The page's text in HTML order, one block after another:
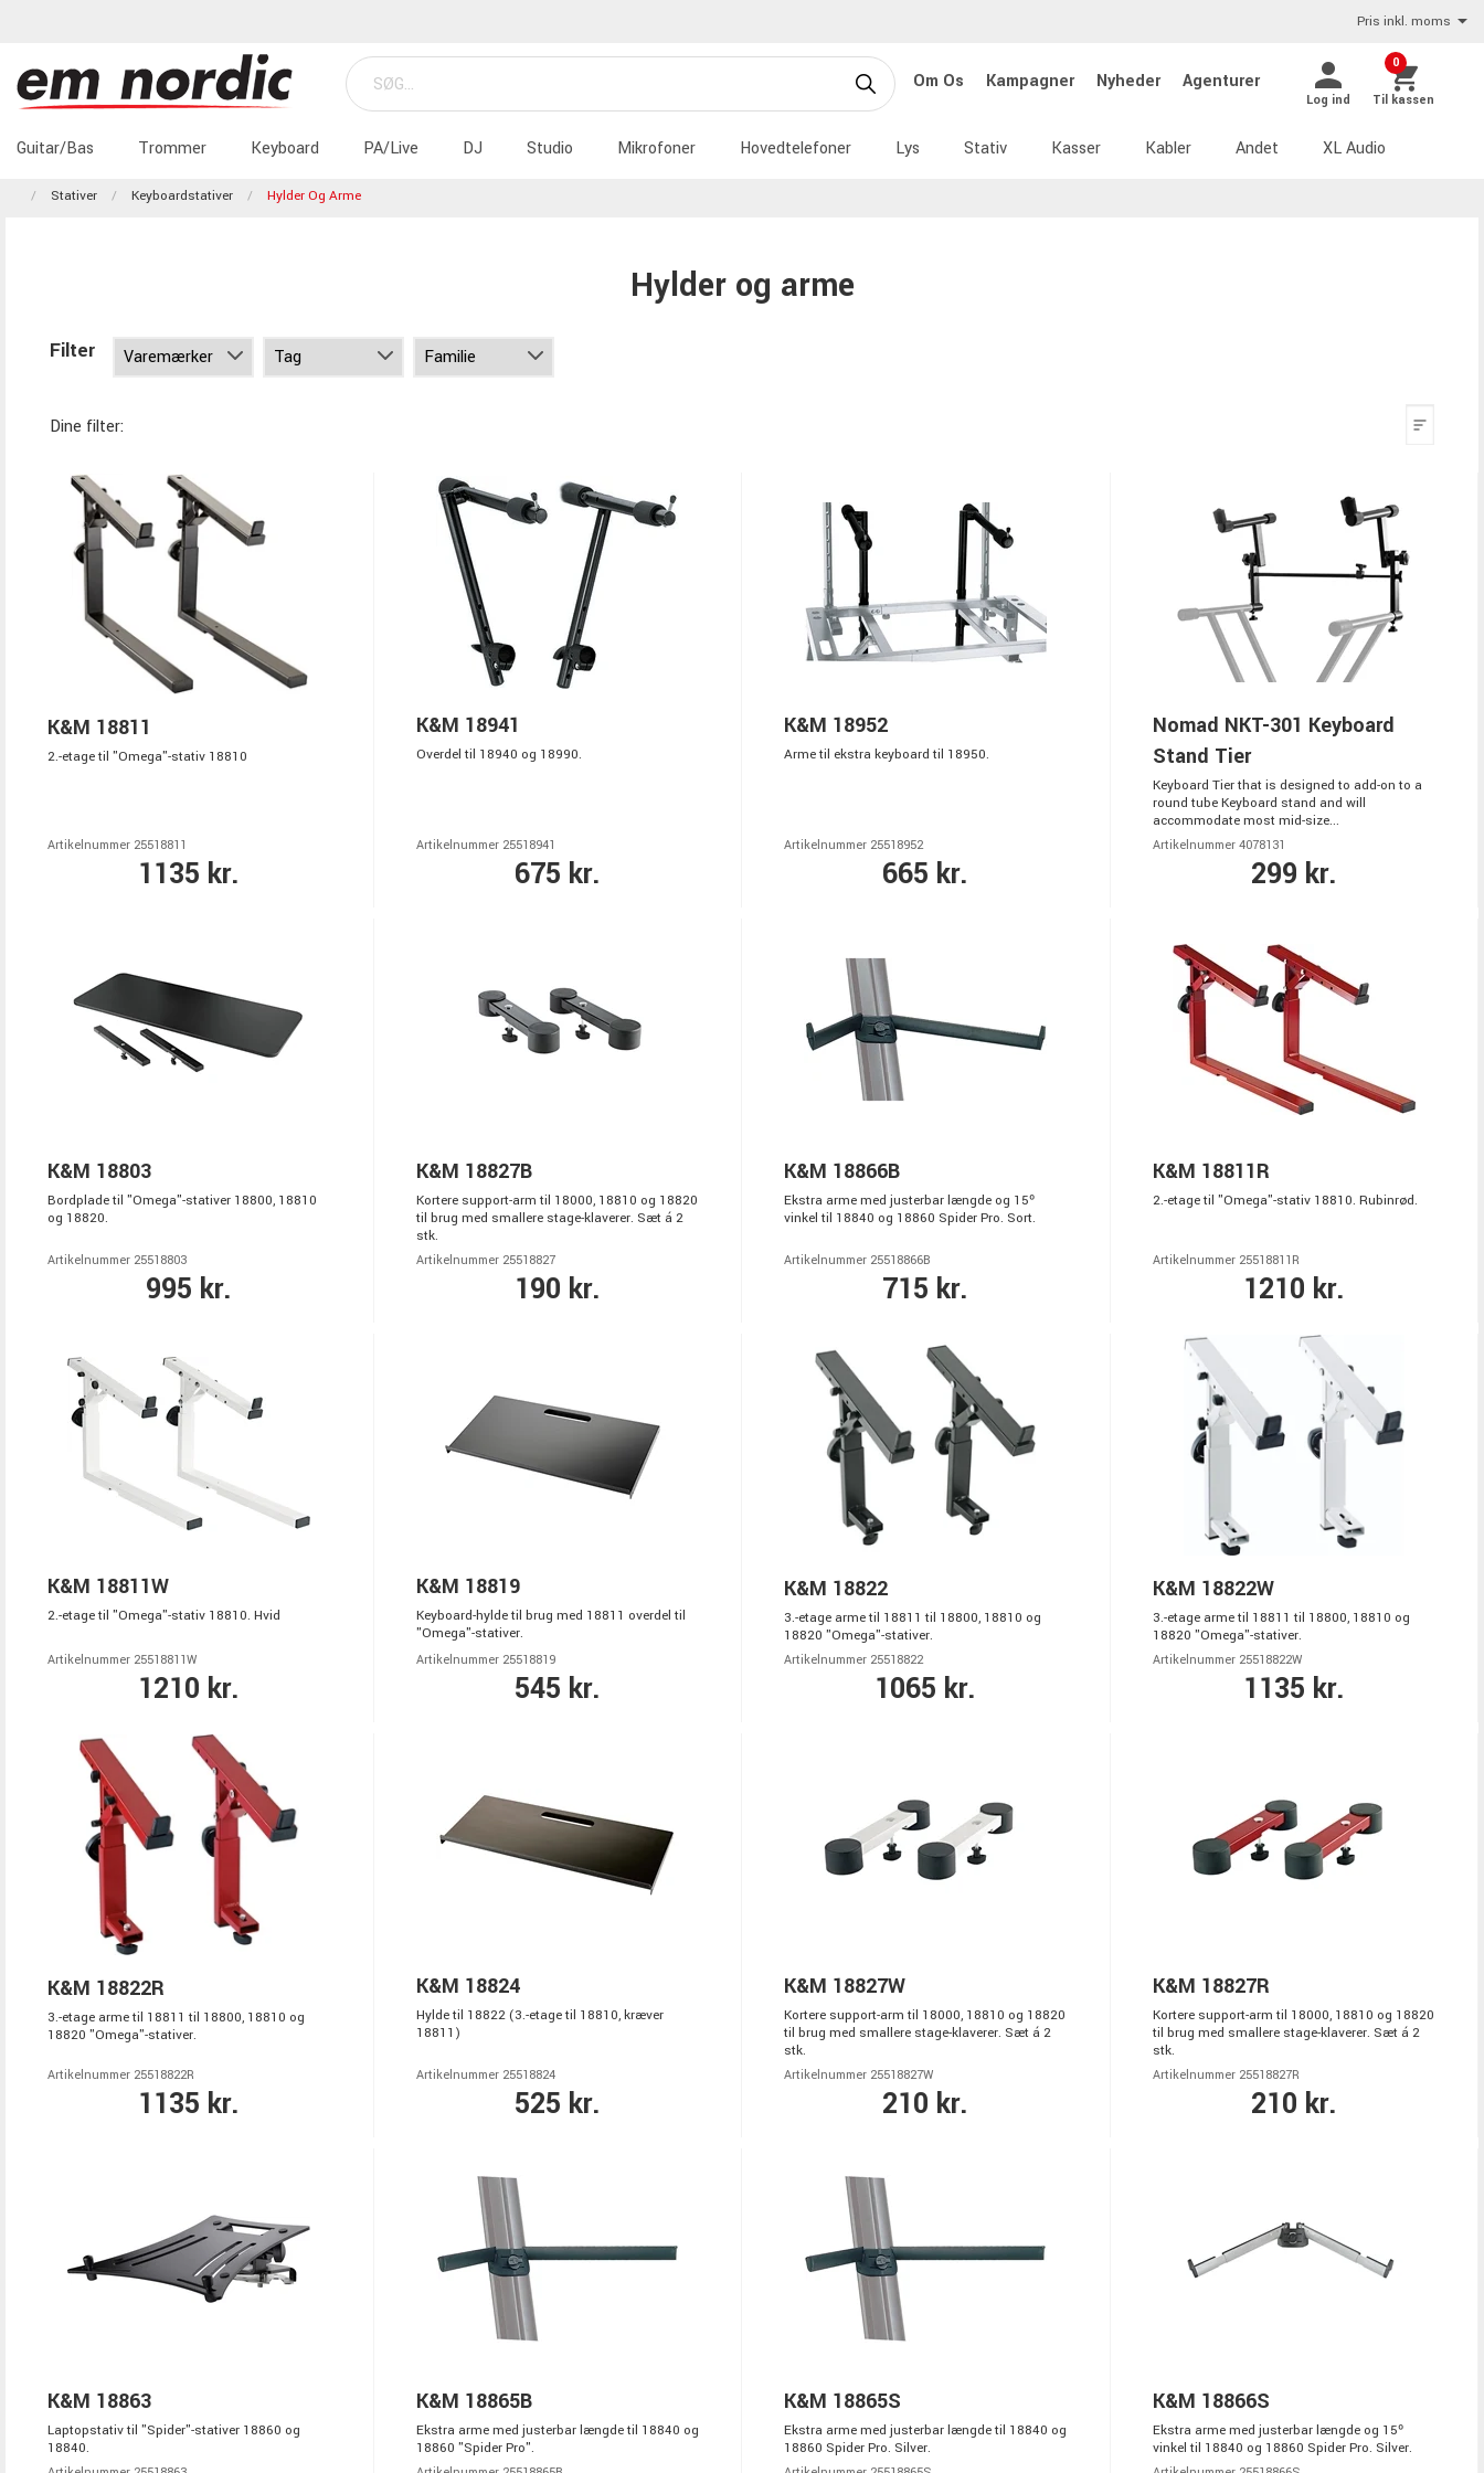
Pris inkl. moms
Om Os Kampagner Nyheder Agenturer
Log ind
0
Til kassen
Guitar/Bas Trommer Keyboard PA/Live DJ Studio Mikrofoner Hovedtelefoner Lys Stativ Kasser Kabler Andet XL Audio
Stativer Keyboardstativer Hylder Og Arme
Hylder og arme
Filter
Dine filter:
K&M 18811
2.-etage til "Omega"-stativ 18810
Artikelnummer 25518811
1135 kr.
K&M 18941
Overdel til 18940 og 18990.
Artikelnummer 25518941
675 kr.
K&M 18952
Arme til ekstra keyboard til 18950.
Artikelnummer 25518952
665 kr.
Nomad NKT-301 Keyboard
Stand Tier
Keyboard Tier that is designed to add-on to a
round tube Keyboard stand and will
accommodate most mid-size...
Artikelnummer 4078131
299 kr.
K&M 18803
Bordplade til "Omega"-stativer 18800, 18810
og 18820.
Artikelnummer 25518803
995 kr.
K&M 18827B
Kortere support-arm til 18000, 18810 og 18820
til brug med smallere stage-klaverer. Sæt á 2
stk.
Artikelnummer 25518827
190 kr.
K&M 18866B
Ekstra arme med justerbar længde og 15º
vinkel til 18840 og 18860 Spider Pro. Sort.
Artikelnummer 25518866B
715 kr.
K&M 18811R
2.-etage til "Omega"-stativ 18810. Rubinrød.
Artikelnummer 25518811R
1210 kr.
K&M 18811W
2.-etage til "Omega"-stativ 18810. Hvid
Artikelnummer 25518811W
1210 kr.
K&M 18819
Keyboard-hylde til brug med 18811 overdel til
"Omega"-stativer.
Artikelnummer 25518819
545 kr.
K&M 18822
3.-etage arme til 18811 til 18800, 18810 og
18820 "Omega"-stativer.
Artikelnummer 25518822
1065 kr.
K&M 18822W
3.-etage arme til 18811 til 18800, 18810 og
18820 "Omega"-stativer.
Artikelnummer 25518822W
1135 kr.
K&M 18822R
3.-etage arme til 18811 til 18800, 18810 og
18820 "Omega"-stativer.
Artikelnummer 25518822R
1135 kr.
K&M 18824
Hylde til 18822 (3.-etage til 18810, kræver
18811)
Artikelnummer 25518824
525 kr.
K&M 18827W
Kortere support-arm til 18000, 18810 og 18820
til brug med smallere stage-klaverer. Sæt á 2
stk.
Artikelnummer 25518827W
210 kr.
K&M 18827R
Kortere support-arm til 18000, 18810 og 18820
til brug med smallere stage-klaverer. Sæt á 2
stk.
Artikelnummer 25518827R
210 kr.
K&M 18863
Laptopstativ til "Spider"-stativer 18860 og
18840.
K&M 18865B
Ekstra arme med justerbar længde til 18840 og
18860 "Spider Pro".
K&M 18865S
Ekstra arme med justerbar længde til 18840 og
18860 Spider Pro. Silver.
K&M 18866S
Ekstra arme med justerbar længde og 15º
vinkel til 18840 og 18860 Spider Pro. Silver.